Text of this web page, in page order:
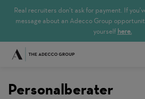
Real recruiters don’t ask for payment. If
message about an Adecco Group
yourself here.
Cerca offerte
Personalberater